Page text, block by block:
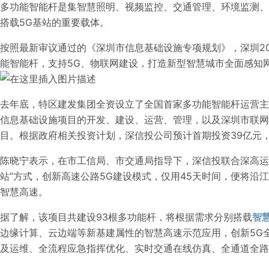
多功能智能杆是集智慧照明、视频监控、交通管理、环境监测
搭载5G基站的重要载体。
按照最新审议通过的《深圳市信息基础设施专项规划》，深
能智能杆，支持5G、物联网建设，打造新型智慧城市全面感知
去年底，特区建发集团全资设立了全国首家多功能智能杆运营
信息基础设施项目的开发、建设、运营、管理，以及深圳市联
目。根据政府相关投资计划，深信投公司预计首期投资39亿元
陈晓宁表示，在市工信局、市交通局指导下，深信投联合深高
站”方式，创新高速公路5G建设模式，仅用45天时间，便将沿
智慧高速。
据了解，该项目共建设93根多功能杆，将根据需求分别搭载智
边缘计算、云边端等新基建属性的智慧高速示范应用，创新
及运维、全流程应急指挥优化、实时交通在线仿真、全通道全